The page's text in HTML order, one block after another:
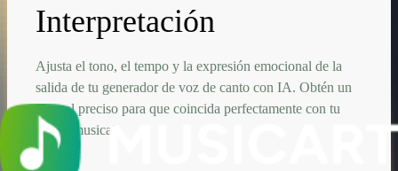
Interpretación
Ajusta el tono, el tempo y la expresión emocional de la
salida de tu generador de voz de canto con IA. Obtén un
control preciso para que coincida perfectamente con tu
visión musical.